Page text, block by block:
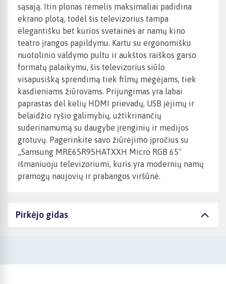
sąsają. Itin plonas rėmelis maksimaliai padidina
ekrano plotą, todėl šis televizorius tampa
elegantišku bet kurios svetainės ar namų kino
teatro įrangos papildymu. Kartu su ergonomišku
nuotolinio valdymo pultu ir aukštos raiškos garso
formatų palaikymu, šis televizorius siūlo
visapusišką sprendimą tiek filmų mėgėjams, tiek
kasdieniams žiūrovams. Prijungimas yra labai
paprastas dėl kelių HDMI prievadų, USB įėjimų ir
belaidžio ryšio galimybių, užtikrinančių
suderinamumą su daugybe įrenginių ir medijos
grotuvų. Pagerinkite savo žiūrėjimo įpročius su
„Samsung MRE65R95HATXXH Micro RGB 65"
išmaniuoju televizoriumi, kuris yra modernių namų
pramogų naujovių ir prabangos viršūnė.
Pirkėjo gidas